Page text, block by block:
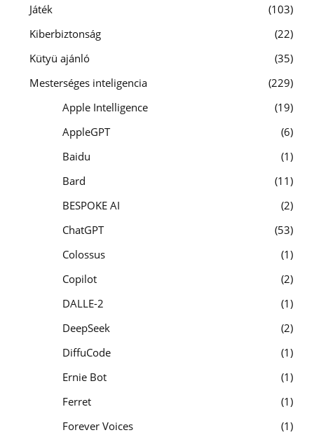
Játék
103
Kiberbiztonság
22
Kütyü ajánló
35
Mesterséges inteligencia
229
Apple Intelligence
19
AppleGPT
6
Baidu
1
Bard
11
BESPOKE AI
2
ChatGPT
53
Colossus
1
Copilot
2
DALLE-2
1
DeepSeek
2
DiffuCode
1
Ernie Bot
1
Ferret
1
Forever Voices
1